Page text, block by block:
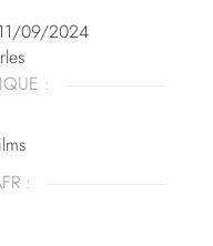
09/2024
:
: